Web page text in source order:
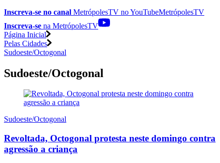
Inscreva-se no canal MetrópolesTV noYouTubeMetrópolesTV
Inscreva-se na MetrópolesTV
Página Inicial
Pelas Cidades
Sudoeste/Octogonal
Sudoeste/Octogonal
Sudoeste/Octogonal
Revoltada, Octogonal protesta neste domingo contra
agressão a criança